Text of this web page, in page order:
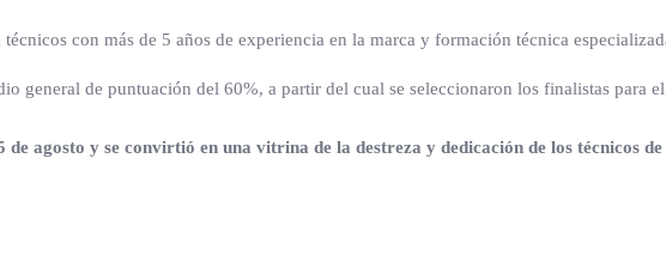
con más de 5 años de experiencia en la marca y formación técnica
general de puntuación del 60%, a partir del cual se seleccionaron los finalistas para
agosto y se convirtió en una vitrina de la destreza y dedicación de los técnicos